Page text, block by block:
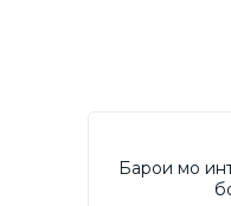
Барои мо